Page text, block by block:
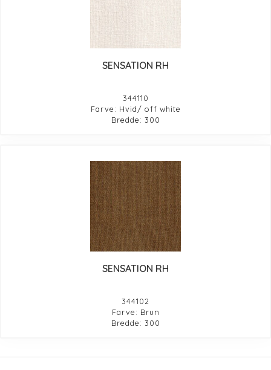
SENSATION RH
344110
Farve: Hvid/ off white
Bredde: 300
SENSATION RH
344102
Farve: Brun
Bredde: 300